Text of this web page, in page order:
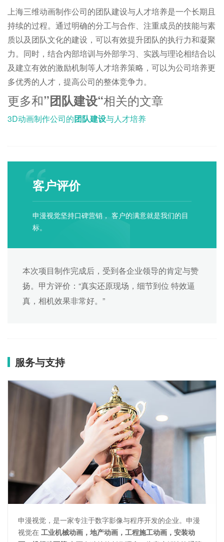
上海三维动画制作公司的团队建设与人才培养是一个长期且
持续的过程。通过明确的分工与合作、注重成员的技能与素
质以及团队文化的建设，可以有效提升团队的执行力和凝聚
力。同时，结合内部培训与外部学习、实践与理论相结合以
及建立有效的激励机制等人才培养策略，可以为公司培养更
多优秀的人才，提高公司的整体竞争力。
更多和”团队建设“相关的文章
3D动画制作公司的团队建设与人才培养
客户评价
申漫视觉坚持口碑营销， 客户的满意就是我们的目
标。
本次项目制作完成后，受到各企业领导的肯定与赞
扬。甲方评价：“真实还原现场，细节到位 特效逼
真，相机效果非常好。”
服务与支持
申漫视觉，是一家专注于数字影像与程序开发的企业。申漫
视觉在 工业机械动画，地产动画，工程施工动画，安装动